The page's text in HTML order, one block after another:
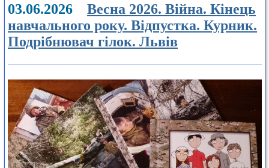
03.06.2026 Весна 2026. Війна. Кінець
навчального року. Відпустка. Курник.
Подрібнювач гілок. Львів